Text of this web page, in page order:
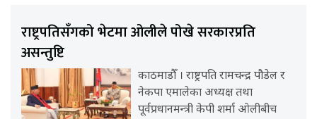
राष्ट्रपतिसँगको भेटमा ओलीले पोखे सरकारप्रति
असन्तुष्टि
काठमाडौँ । राष्ट्रपति रामचन्द्र पौडेल र
नेकपा एमालेका अध्यक्ष तथा
पूर्वप्रधानमन्त्री केपी शर्मा ओलीबीच